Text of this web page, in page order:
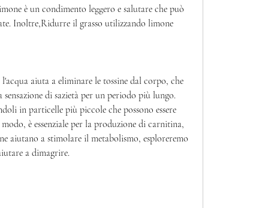
è un condimento leggero e salutare che può
Inoltre,Ridurre il grasso utilizzando limone
aiuta a eliminare le tossine dal corpo, che
di sazietà per un periodo più lungo.
in particelle più piccole che possono essere
è essenziale per la produzione di carnitina,
aiutano a stimolare il metabolismo, esploreremo
a dimagrire.